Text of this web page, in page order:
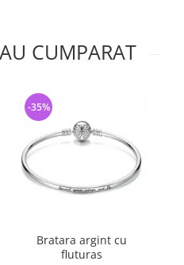
CUMPARAT
Bratara argint cu
fluturas
-35%